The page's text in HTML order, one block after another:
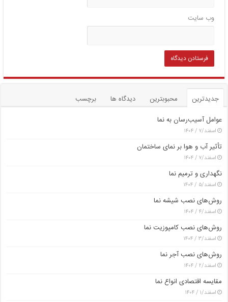
وب‌ سایت
جدیدترین محبوبترین دیدگاه ها
برچسب
عوامل آسیب‌رسان به نما
اسفند/۷ / ۱۴۰۴
تأثیر آب و هوا بر نمای ساختمان
اسفند/۷ / ۱۴۰۴
نگهداری و ترمیم نما
اسفند/۵ / ۱۴۰۴
روش‌های نصب شیشه نما
اسفند/۴ / ۱۴۰۴
روش‌های نصب کامپوزیت نما
اسفند/۳ / ۱۴۰۴
روش‌های نصب آجر نما
اسفند/۲ / ۱۴۰۴
مقایسه اقتصادی انواع نما
اسفند/۱ / ۱۴۰۴